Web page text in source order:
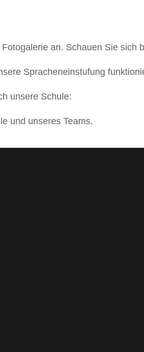
an. Schauen Sie sich
Spracheneinstufung
unsere Schule:
und unseres Teams.